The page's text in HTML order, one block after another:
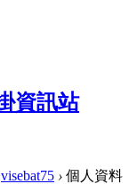
visebat75 › 個人資料